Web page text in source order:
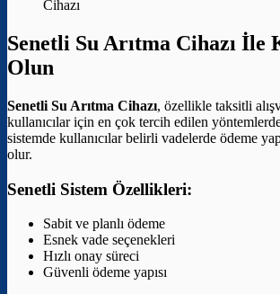
Cihazı
Senetli Su Arıtma Cihazı İle
Olun
Senetli Su Arıtma Cihazı, özellikle taksitli
kullanıcılar için en çok tercih edilen
sistemde kullanıcılar belirli vadelerde ödeme
olur.
Senetli Sistem Özellikleri:
Sabit ve planlı ödeme
Esnek vade seçenekleri
Hızlı onay süreci
Güvenli ödeme yapısı